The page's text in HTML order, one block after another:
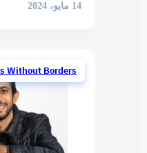
14 مايو، 2024
Without Borders